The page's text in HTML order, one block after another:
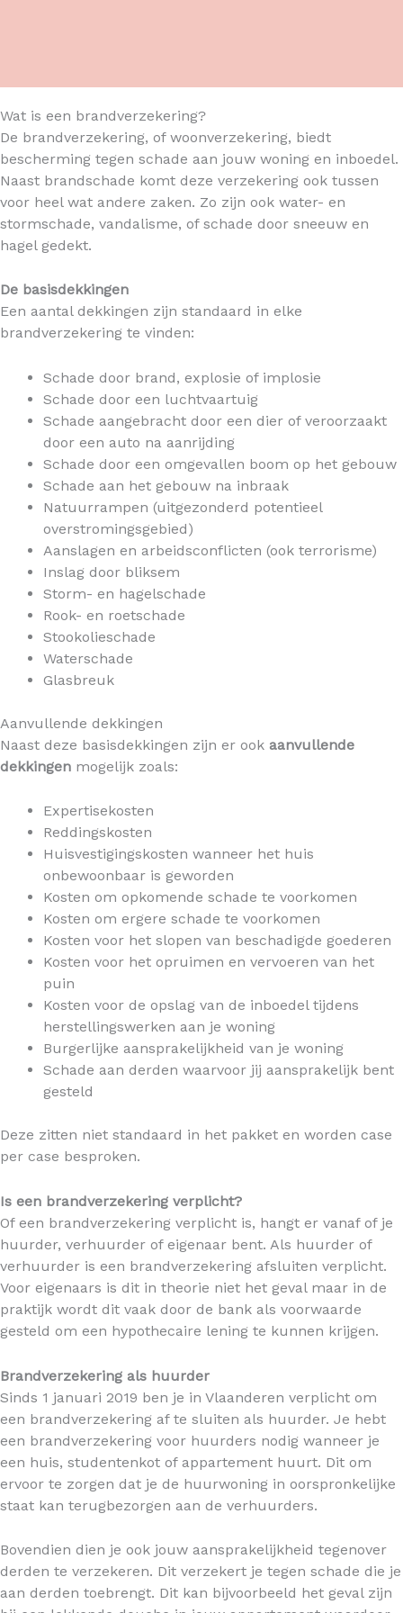
Wat is een brandverzekering?
De brandverzekering, of woonverzekering, biedt
bescherming tegen schade aan jouw woning en inboedel.
Naast brandschade komt deze verzekering ook tussen
voor heel wat andere zaken. Zo zijn ook water- en
stormschade, vandalisme, of schade door sneeuw en
hagel gedekt.
De basisdekkingen
Een aantal dekkingen zijn standaard in elke
brandverzekering te vinden:
Schade door brand, explosie of implosie
Schade door een luchtvaartuig
Schade aangebracht door een dier of veroorzaakt
door een auto na aanrijding
Schade door een omgevallen boom op het gebouw
Schade aan het gebouw na inbraak
Natuurrampen (uitgezonderd potentieel
overstromingsgebied)
Aanslagen en arbeidsconflicten (ook terrorisme)
Inslag door bliksem
Storm- en hagelschade
Rook- en roetschade
Stookolieschade
Waterschade
Glasbreuk
Aanvullende dekkingen
Naast deze basisdekkingen zijn er ook aanvullende
dekkingen mogelijk zoals:
Expertisekosten
Reddingskosten
Huisvestigingskosten wanneer het huis
onbewoonbaar is geworden
Kosten om opkomende schade te voorkomen
Kosten om ergere schade te voorkomen
Kosten voor het slopen van beschadigde goederen
Kosten voor het opruimen en vervoeren van het
puin
Kosten voor de opslag van de inboedel tijdens
herstellingswerken aan je woning
Burgerlijke aansprakelijkheid van je woning
Schade aan derden waarvoor jij aansprakelijk bent
gesteld
Deze zitten niet standaard in het pakket en worden case
per case besproken.
Is een brandverzekering verplicht?
Of een brandverzekering verplicht is, hangt er vanaf of je
huurder, verhuurder of eigenaar bent. Als huurder of
verhuurder is een brandverzekering afsluiten verplicht.
Voor eigenaars is dit in theorie niet het geval maar in de
praktijk wordt dit vaak door de bank als voorwaarde
gesteld om een hypothecaire lening te kunnen krijgen.
Brandverzekering als huurder
Sinds 1 januari 2019 ben je in Vlaanderen verplicht om
een brandverzekering af te sluiten als huurder. Je hebt
een brandverzekering voor huurders nodig wanneer je
een huis, studentenkot of appartement huurt. Dit om
ervoor te zorgen dat je de huurwoning in oorspronkelijke
staat kan terugbezorgen aan de verhuurders.
Bovendien dien je ook jouw aansprakelijkheid tegenover
derden te verzekeren. Dit verzekert je tegen schade die je
aan derden toebrengt. Dit kan bijvoorbeeld het geval zijn